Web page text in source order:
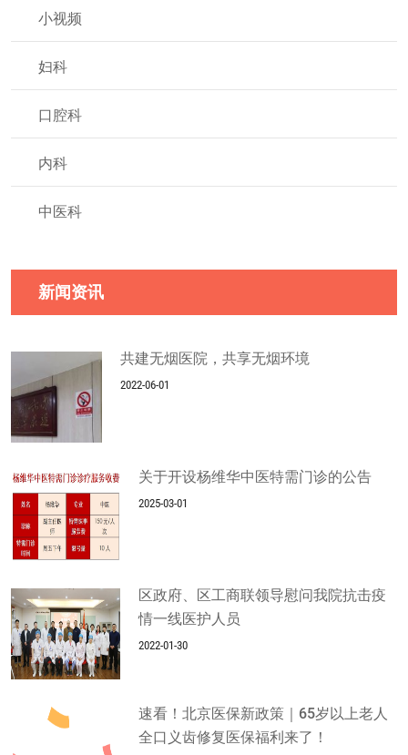
小视频
妇科
口腔科
内科
中医科
新闻资讯
共建无烟医院，共享无烟环境
2022-06-01
关于开设杨维华中医特需门诊的公告
2025-03-01
区政府、区工商联领导慰问我院抗击疫
情一线医护人员
2022-01-30
速看！北京医保新政策｜65岁以上老人
全口义齿修复医保福利来了！